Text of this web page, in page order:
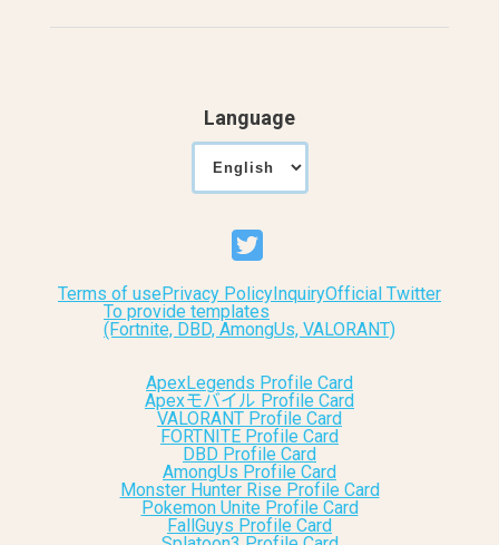
Language
Terms of usePrivacy Policy InquiryOfficial Twitter
To provide templates
(Fortnite, DBD, AmongUs, VALORANT)
ApexLegends Profile Card
Apexモバイル Profile Card
VALORANT Profile Card
FORTNITE Profile Card
DBD Profile Card
AmongUs Profile Card
Monster Hunter Rise Profile Card
Pokemon Unite Profile Card
FallGuys Profile Card